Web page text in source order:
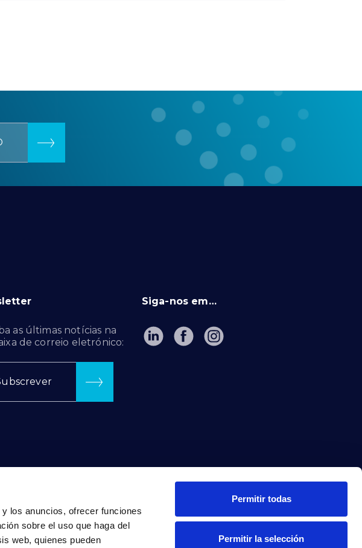
los anuncios, ofrecer funciones
sobre el uso que haga del
web, quienes pueden
Permitir todas
Permitir la selección
as últimas notícias na
de correio eletrónico:
Siga-nos em…